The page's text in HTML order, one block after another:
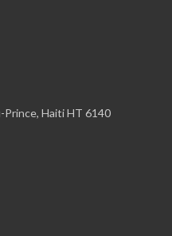
Prince, Haiti HT 6140